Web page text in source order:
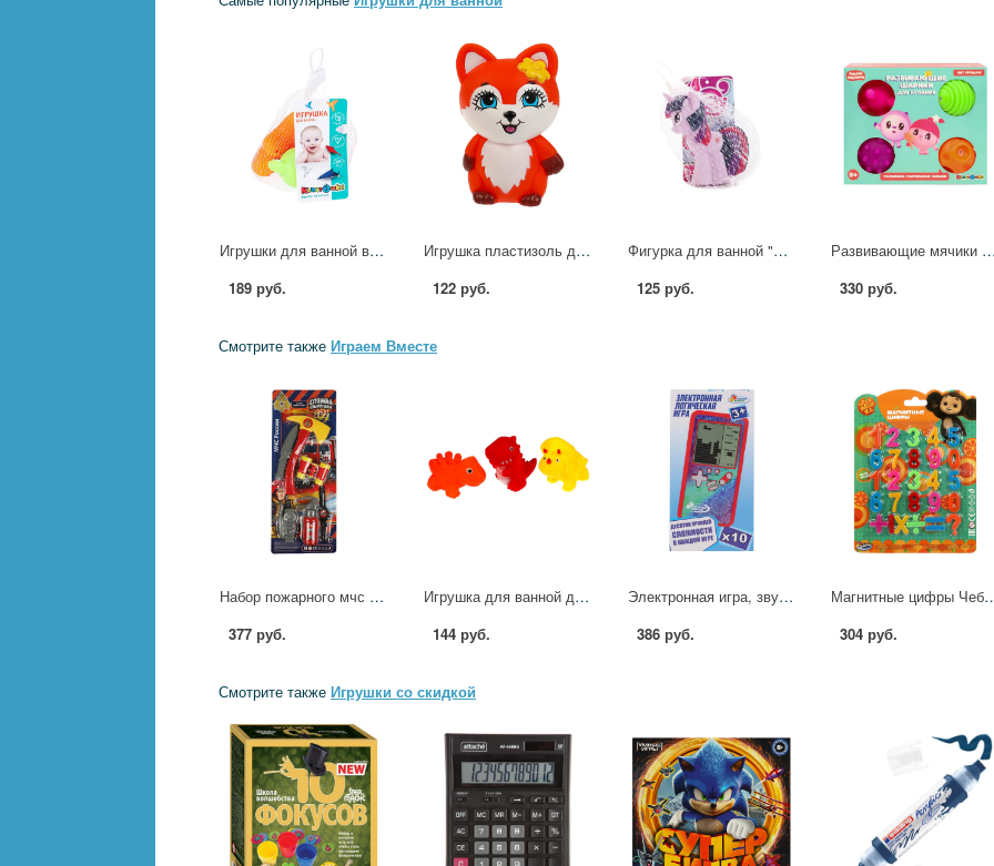
Игрушки для ванной в сетке Играем Вместе YG98155 (120)
189 руб.
Игрушка пластизоль для ванны Лисичка 10 см. Энчантималс в сетке КАПИТОШКА LX-FEL
122 руб.
Фигурка для ванной "My Little Pony" в асс. Играем вместе 47RUS
125 руб.
Развивающие мячики для купания "Малышарики" 4 шт. Играем Вместе MAL-79178-B01
330 руб.
Смотрите также Играем Вместе
Набор пожарного мчс Играем Вместе 1710Y214-R1
377 руб.
Игрушка для ванной динозаврики, в наборе 3 шт. сетка, КАПИТОШКА 2202R0005-R
144 руб.
Электронная игра, звук Играем Вместе B1892127-R
386 руб.
Магнитные цифры Чебурашка, 20
304 руб.
Смотрите также Игрушки со скидкой